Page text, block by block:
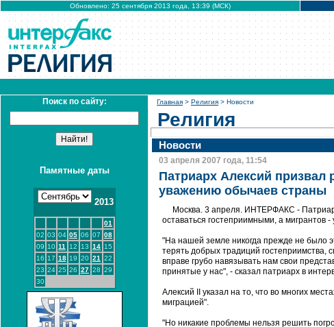
Обновлено: 25 сентября 2013 года, 13:39 (МСК)
Поиск по сайту:
Памятные даты
2013
01
02 03 04 05 06 07 08
09 10 11 12 13 14 15
16 17 18 19 20 21
22
23 24 25 26 27 28 29
30
Главная > Религия > Новости
Религия
Новости
03 апреля 2007 года, 11:54
Патриарх Алексий призвал
уважению обычаев страны
Москва. 3 апреля. ИНТЕРФАКС -
оставаться гостеприимными, а мигрантов
"На нашей земле никогда прежде не было
терять добрых традиций гостеприимства,
вправе грубо навязывать нам свои
принятые у нас", - сказал патриарх в
Алексий II указал на то, что во многих
миграцией".
"Но никакие проблемы нельзя решить